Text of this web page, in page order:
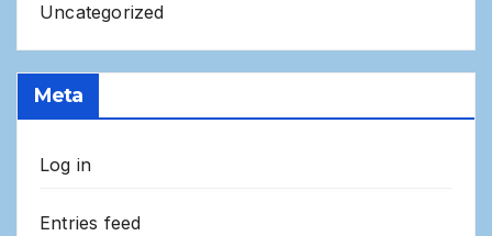
Uncategorized
Meta
Log in
Entries feed